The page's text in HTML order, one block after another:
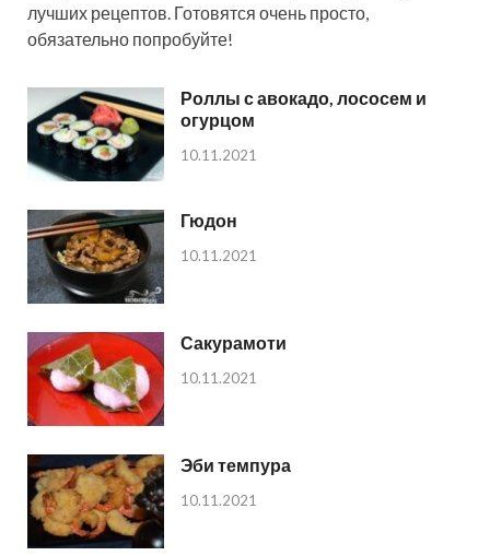
лучших рецептов. Готовятся очень просто,
обязательно попробуйте!
Роллы с авокадо, лососем и
огурцом
10.11.2021
Гюдон
10.11.2021
Сакурамоти
10.11.2021
Эби темпура
10.11.2021